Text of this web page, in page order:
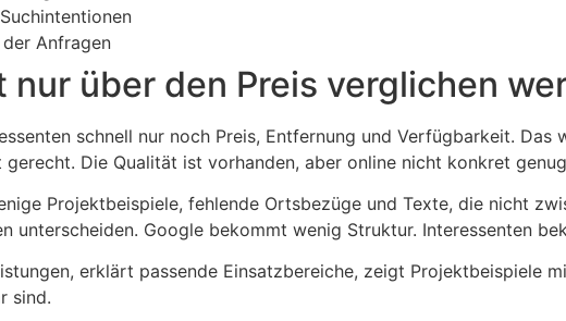
Anfragen
über den Preis verglichen
schnell nur noch Preis, Entfernung und Verfügbarkeit. Das
Die Qualität ist vorhanden, aber online nicht konkret
Projektbeispiele, fehlende Ortsbezüge und Texte, die nicht
unterscheiden. Google bekommt wenig Struktur. Interessenten
erklärt passende Einsatzbereiche, zeigt Projektbeispiele
sind.